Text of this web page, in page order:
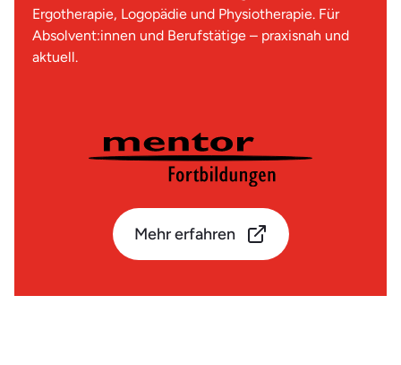
Ergotherapie, Logopädie und Physiotherapie. Für
Absolvent:innen und Berufstätige – praxisnah und
aktuell.
Mehr erfahren